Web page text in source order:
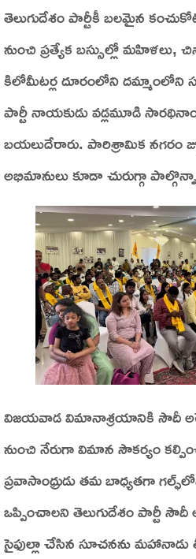
తెలుగుదేశం పార్టీకీ బలమైన
నుంచి ప్రత్యేక బస్సుల్లో మహిళలు,
కిలోమీటర్ల దూరంలోని దమ్మాంలోని
పార్టీ నాయకుడు వడ్లమూడి
బయలుదేరారు. పారిశ్రామిక నగరం
అభిమానులు కూడా చురుగ్గా
విజయవాడ విమానాశ్రయానికి సౌదీ
నుంచి నేరుగా విమాన సౌకర్యం
ప్రవాసాంధ్రుడు తమ బాధ్యతగా
ఒప్పించాలని తెలుగుదేశం పార్టీ
సైఫుల్లా చేసిన సూచనను